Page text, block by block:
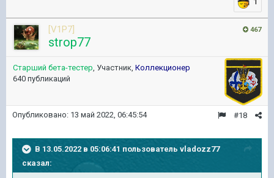
467
[V1P7]
strop77
Старший бета-тестер, Участник, Коллекционер
640 публикаций
#18
Опубликовано: 13 май 2022, 06:45:54
В 13.05.2022 в 05:06:41 пользователь vladozz77
сказал: